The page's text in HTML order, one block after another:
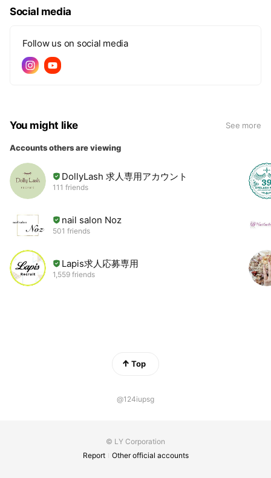
Social media
Follow us on social media
You might like See more
Accounts others are viewing
DollyLash 求人専用アカウント
111 friends
nail salon Noz
501 friends
Lapis求人応募専用
1,559 friends
Top
@124iupsg
© LY Corporation
Report
Other official accounts